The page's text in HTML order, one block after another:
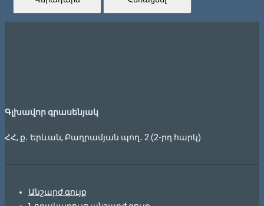
Գլխավոր գրասենյակ
ՀՀ, ք․ Երևան, Բաղրամյան պող․ 2 (2-րդ հարկ)
Անշարժ գույք